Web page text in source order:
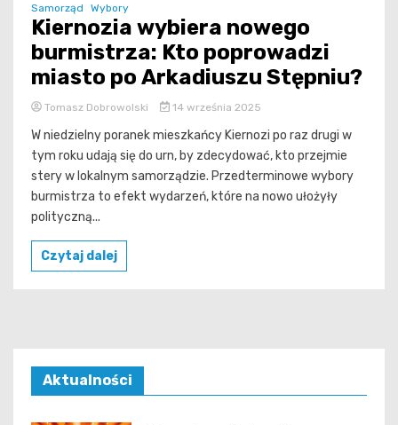
Samorząd Wybory
Kiernozia wybiera nowego
burmistrza: Kto poprowadzi
miasto po Arkadiuszu Stępniu?
Tomasz Dobrowolski 14 września 2025
W niedzielny poranek mieszkańcy Kiernozi po raz drugi w
tym roku udają się do urn, by zdecydować, kto przejmie
stery w lokalnym samorządzie. Przedterminowe wybory
burmistrza to efekt wydarzeń, które na nowo ułożyły
polityczną...
Czytaj dalej
Aktualności